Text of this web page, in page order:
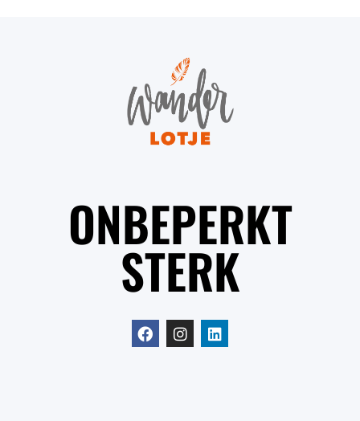
ONBEPERKT
STERK